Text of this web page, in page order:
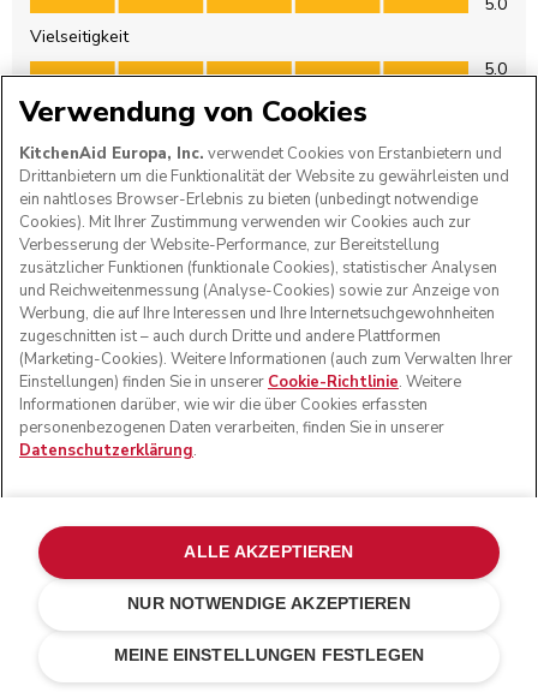
€ 899,00
Verwendung von Cookies
KitchenAid Europa, Inc. verwendet Cookies von Erstanbietern und
Drittanbietern um die Funktionalität der Website zu gewährleisten und
ein nahtloses Browser-Erlebnis zu bieten (unbedingt notwendige
Cookies). Mit Ihrer Zustimmung verwenden wir Cookies auch zur
Verbesserung der Website-Performance, zur Bereitstellung
zusätzlicher Funktionen (funktionale Cookies), statistischer Analysen
und Reichweitenmessung (Analyse-Cookies) sowie zur Anzeige von
Werbung, die auf Ihre Interessen und Ihre Internetsuchgewohnheiten
zugeschnitten ist – auch durch Dritte und andere Plattformen
(Marketing-Cookies). Weitere Informationen (auch zum Verwalten Ihrer
Einstellungen) finden Sie in unserer Cookie-Richtlinie. Weitere
Informationen darüber, wie wir die über Cookies erfassten
personenbezogenen Daten verarbeiten, finden Sie in unserer
Datenschutzerklärung.
MEINE EINSTELLUNGEN FESTLEGEN
NUR NOTWENDIGE AKZEPTIEREN
ALLE AKZEPTIEREN